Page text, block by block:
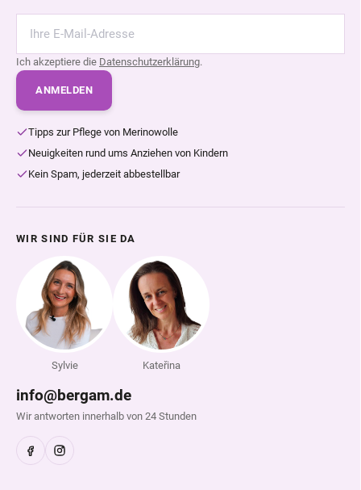
Ich akzeptiere die Datenschutzerklärung.
ANMELDEN
Tipps zur Pflege von Merinowolle
Neuigkeiten rund ums Anziehen von Kindern
Kein Spam, jederzeit abbestellbar
WIR SIND FÜR SIE DA
Sylvie Kateřina
info@bergam.de
Wir antworten innerhalb von 24 Stunden